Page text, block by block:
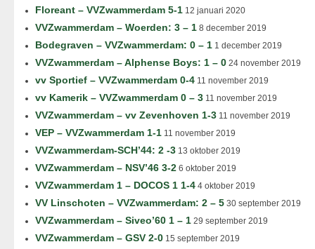
Floreant – VVZwammerdam 5-1 12 januari 2020
VVZwammerdam – Woerden: 3 – 1 8 december 2019
Bodegraven – VVZwammerdam: 0 – 1 1 december 2019
VVZwammerdam – Alphense Boys: 1 – 0 24 november 2019
vv Sportief – VVZwammerdam 0-4 11 november 2019
vv Kamerik – VVZwammerdam 0 – 3 11 november 2019
VVZwammerdam – vv Zevenhoven 1-3 11 november 2019
VEP – VVZwammerdam 1-1 11 november 2019
VVZwammerdam-SCH’44: 2 -3 13 oktober 2019
VVZwammerdam – NSV’46 3-2 6 oktober 2019
VVZwammerdam 1 – DOCOS 1 1-4 4 oktober 2019
VV Linschoten – VVZwammerdam: 2 – 5 30 september 2019
VVZwammerdam – Siveo’60 1 – 1 29 september 2019
VVZwammerdam – GSV 2-0 15 september 2019